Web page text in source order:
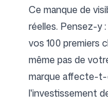
Ce manque de
réelles. Pensez-y
vos 100 premiers
même pas de
marque affecte-t-
l'investissement